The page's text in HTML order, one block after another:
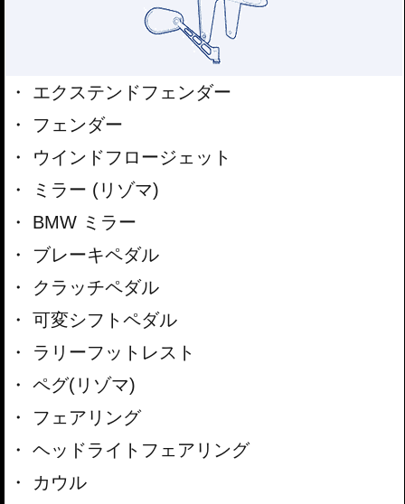
エクステンドフェンダー
フェンダー
ウインドフロージェット
ミラー (リゾマ)
BMW ミラー
ブレーキペダル
クラッチペダル
可変シフトペダル
ラリーフットレスト
ペグ(リゾマ)
フェアリング
ヘッドライトフェアリング
カウル